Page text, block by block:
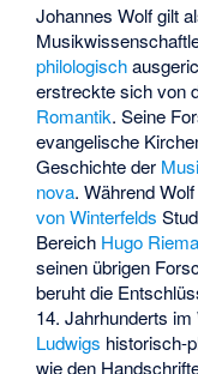
Johannes Wolf gilt
philologisch
erstreckte sich von
Romantik. Seine
evangelische
Geschichte der
nova. Während
von Winterfelds
Bereich Hugo
seinen übrigen
beruht die
14. Jahrhunderts
Ludwigs historisch-
wie den